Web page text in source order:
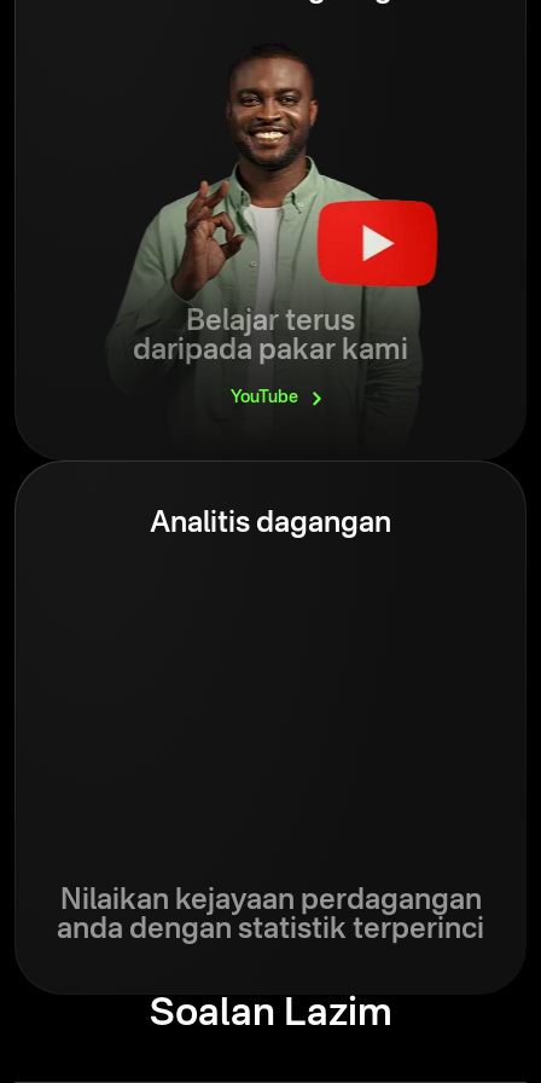
Belajar terus
daripada pakar kami
YouTube
Analitis dagangan
Nilaikan kejayaan perdagangan
anda dengan statistik terperinci
Soalan Lazim